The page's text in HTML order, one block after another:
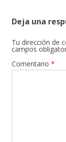
Deja una
Tu dirección de
campos
Comentario *